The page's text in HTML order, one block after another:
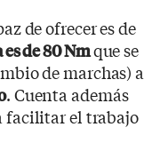
de ofrecer es de
de 80 Nmque se
de marchas) a
. Cuenta además
facilitar el trabajo